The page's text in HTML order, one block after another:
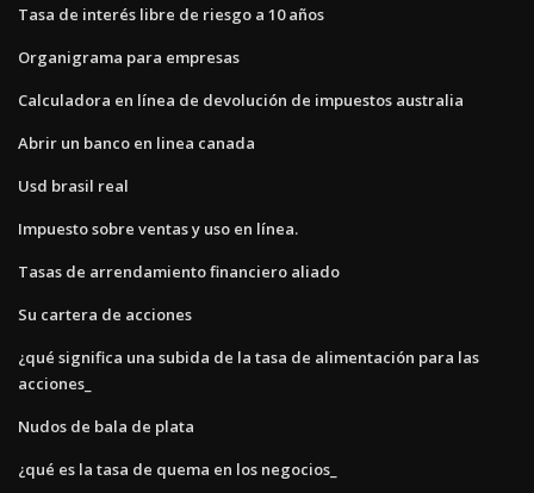
Tasa de interés libre de riesgo a 10 años
Organigrama para empresas
Calculadora en línea de devolución de impuestos australia
Abrir un banco en linea canada
Usd brasil real
Impuesto sobre ventas y uso en línea.
Tasas de arrendamiento financiero aliado
Su cartera de acciones
¿qué significa una subida de la tasa de alimentación para las
acciones_
Nudos de bala de plata
¿qué es la tasa de quema en los negocios_